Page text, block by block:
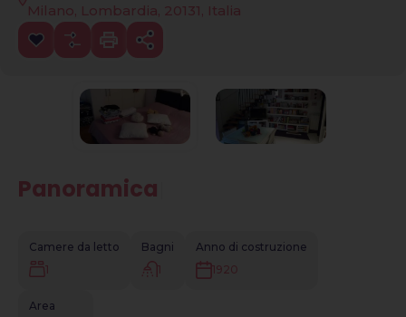
Milano, Lombardia, 20131, Italia
Panoramica
Camere da letto
1
Bagni
1
Anno di costruzione
1920
Area